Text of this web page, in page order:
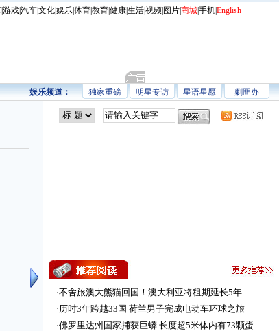
|游戏|汽车|文化|娱乐|体育|教育|健康|生活|视频| 图片|商城|手机|English
剿匪办
星语星愿
明星专访
独家重磅
娱乐频道：
·不舍旅澳大熊猫回国！澳大利亚将租期延长5年
·历时3年跨越33国 荷兰男子完成电动车环球之旅
·佛罗里达州国家捕获巨蟒 长度超5米体内有73颗蛋